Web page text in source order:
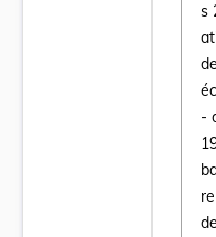
s
-